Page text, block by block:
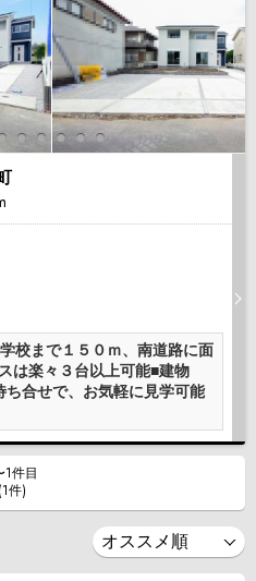
校まで１５０ｍ、南道路に面
は楽々３台以上可能■建物
合せで、お気軽に見学可能
1件目
(1件)